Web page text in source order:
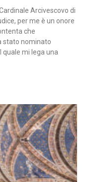
Arcivescovo di
per me è un onore
che
stato nominato
quale mi lega una